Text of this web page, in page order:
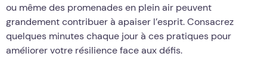
ou même des promenades en plein air peuvent
grandement contribuer à apaiser l’esprit. Consacrez
quelques minutes chaque jour à ces pratiques pour
améliorer votre résilience face aux défis.